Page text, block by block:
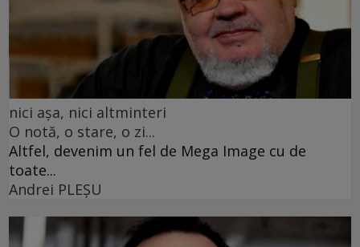
nici așa, nici altminteri
O notă, o stare, o zi...
Altfel, devenim un fel de Mega Image cu de
toate...
Andrei PLEŞU